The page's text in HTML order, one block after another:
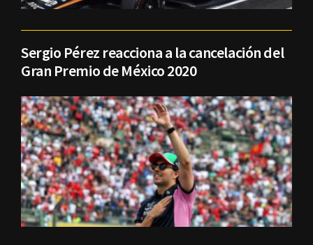
Sergio Pérez reacciona a la cancelación del
Gran Premio de México 2020